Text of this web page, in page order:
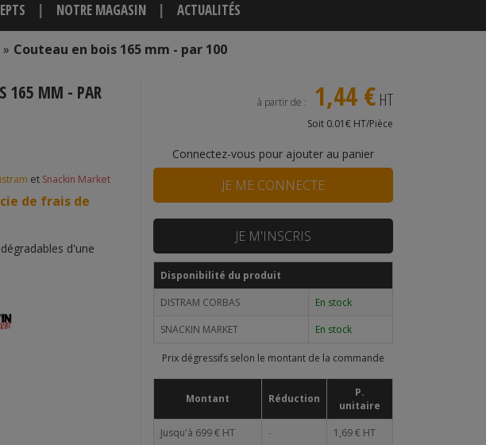
NOTRE MAGASIN ACTUALITÉS
» Couteau en bois 165 mm - par 100
165 MM - PAR
et Snackin Market
de frais de
d'une
à partir de : 1,44 € HT
Soit 0.01€ HT/Pièce
Connectez-vous pour ajouter au panier
JE ME CONNECTE
JE M'INSCRIS
Disponibilité du produit
DISTRAM CORBAS
En stock
SNACKIN MARKET
En stock
Prix dégressifs selon le montant de la commande
Montant Réduction
P.
unitaire
Jusqu'à 699 € HT
-
1,69 € HT